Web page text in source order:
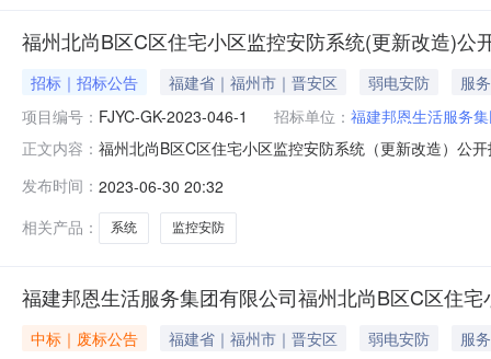
福州北尚B区C区住宅小区监控安防系统(更新改造)公
招标｜招标公告 福建省｜福州市｜晋安区 弱电安防
服务
项目编号： FJYC-GK-2023-046-1 招标单位： 福建邦恩生活服务
正文内容： 福州北尚B区C区住宅小区监控安防系统（更新改造）公
FJYC-GK-2023-046-1项目名称：福州北尚B区C区住宅
发布时间： 2023-06-30 20:32
相关产品：
系统 监控安防
福建邦恩生活服务集团有限公司福州北尚B区C区住
中标｜废标公告 福建省｜福州市｜晋安区 弱电安防
服务